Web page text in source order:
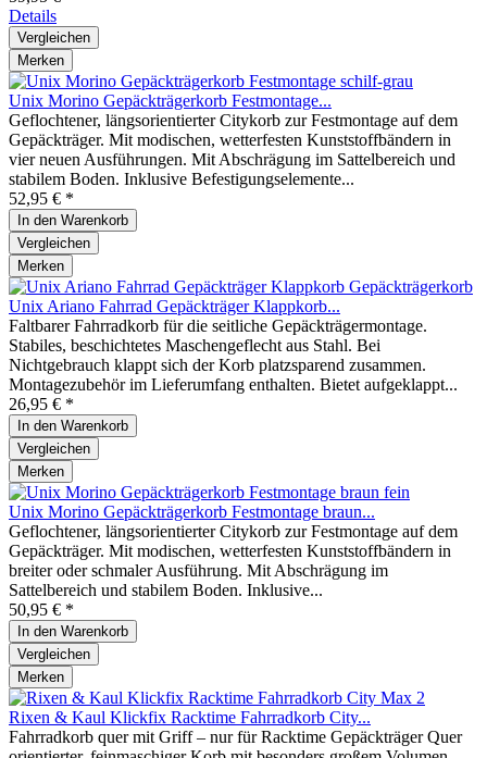
Details
Vergleichen
Merken
Unix Morino Gepäckträgerkorb Festmontage...
Geflochtener, längsorientierter Citykorb zur Festmontage auf dem
Gepäckträger. Mit modischen, wetterfesten Kunststoffbändern in
vier neuen Ausführungen. Mit Abschrägung im Sattelbereich und
stabilem Boden. Inklusive Befestigungselemente...
52,95 € *
In den Warenkorb
Vergleichen
Merken
Unix Ariano Fahrrad Gepäckträger Klappkorb...
Faltbarer Fahrradkorb für die seitliche Gepäckträgermontage.
Stabiles, beschichtetes Maschengeflecht aus Stahl. Bei
Nichtgebrauch klappt sich der Korb platzsparend zusammen.
Montagezubehör im Lieferumfang enthalten. Bietet aufgeklappt...
26,95 € *
In den Warenkorb
Vergleichen
Merken
Unix Morino Gepäckträgerkorb Festmontage braun...
Geflochtener, längsorientierter Citykorb zur Festmontage auf dem
Gepäckträger. Mit modischen, wetterfesten Kunststoffbändern in
breiter oder schmaler Ausführung. Mit Abschrägung im
Sattelbereich und stabilem Boden. Inklusive...
50,95 € *
In den Warenkorb
Vergleichen
Merken
Rixen & Kaul Klickfix Racktime Fahrradkorb City...
Fahrradkorb quer mit Griff – nur für Racktime Gepäckträger Quer